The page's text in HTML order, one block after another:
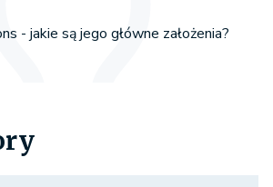
- jakie są jego główne założenia?